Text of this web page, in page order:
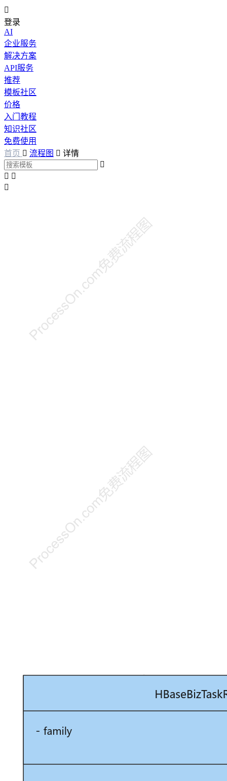

登录
AI
企业服务
解决方案
API服务
推荐
模板社区
价格
入门教程
知识社区
免费使用
首页  流程图  详情

 
